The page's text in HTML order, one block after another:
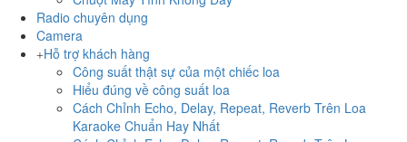
Radio chuyên dụng
Camera
Hỗ trợ khách hàng
Công suất thật sự của một chiếc loa
Hiểu đúng về công suất loa
Cách Chỉnh Echo, Delay, Repeat, Reverb Trên Loa
Karaoke Chuẩn Hay Nhất